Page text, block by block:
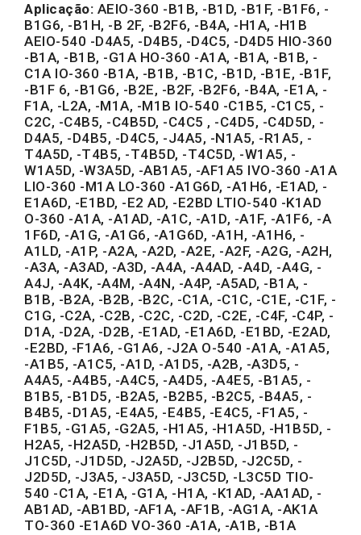
Aplicação: AEIO-360 -B1B, -B1D, -B1F, -B1F6, -
B1G6, -B1H, -B 2F, -B2F6, -B4A, -H1A, -H1B
AEIO-540 -D4A5, -D4B5, -D4C5, -D4D5 HIO-360
-B1A, -B1B, -G1A HO-360 -A1A, -B1A, -B1B, -
C1A IO-360 -B1A, -B1B, -B1C, -B1D, -B1E, -B1F,
-B1F 6, -B1G6, -B2E, -B2F, -B2F6, -B4A, -E1A, -
F1A, -L2A, -M1A, -M1B IO-540 -C1B5, -C1C5, -
C2C, -C4B5, -C4B5D, -C4C5 , -C4D5, -C4D5D, -
D4A5, -D4B5, -D4C5, -J4A5, -N1A5, -R1A5, -
T4A5D, -T4B5, -T4B5D, -T4C5D, -W1A5, -
W1A5D, -W3A5D, -AB1A5, -AF1A5 IVO-360 -A1A
LIO-360 -M1A LO-360 -A1G6D, -A1H6, -E1AD, -
E1A6D, -E1BD, -E2 AD, -E2BD LTIO-540 -K1AD
O-360 -A1A, -A1AD, -A1C, -A1D, -A1F, -A1F6, -A
1F6D, -A1G, -A1G6, -A1G6D, -A1H, -A1H6, -
A1LD, -A1P, -A2A, -A2D, -A2E, -A2F, -A2G, -A2H,
-A3A, -A3AD, -A3D, -A4A, -A4AD, -A4D, -A4G, -
A4J, -A4K, -A4M, -A4N, -A4P, -A5AD, -B1A, -
B1B, -B2A, -B2B, -B2C, -C1A, -C1C, -C1E, -C1F, -
C1G, -C2A, -C2B, -C2C, -C2D, -C2E, -C4F, -C4P, -
D1A, -D2A, -D2B, -E1AD, -E1A6D, -E1BD, -E2AD,
-E2BD, -F1A6, -G1A6, -J2A O-540 -A1A, -A1A5,
-A1B5, -A1C5, -A1D, -A1D5, -A2B, -A3D5, -
A4A5, -A4B5, -A4C5, -A4D5, -A4E5, -B1A5, -
B1B5, -B1D5, -B2A5, -B2B5, -B2C5, -B4A5, -
B4B5, -D1A5, -E4A5, -E4B5, -E4C5, -F1A5, -
F1B5, -G1A5, -G2A5, -H1A5, -H1A5D, -H1B5D, -
H2A5, -H2A5D, -H2B5D, -J1A5D, -J1B5D, -
J1C5D, -J1D5D, -J2A5D, -J2B5D, -J2C5D, -
J2D5D, -J3A5, -J3A5D, -J3C5D, -L3C5D TIO-
540 -C1A, -E1A, -G1A, -H1A, -K1AD, -AA1AD, -
AB1AD, -AB1BD, -AF1A, -AF1B, -AG1A, -AK1A
TO-360 -E1A6D VO-360 -A1A, -A1B, -B1A